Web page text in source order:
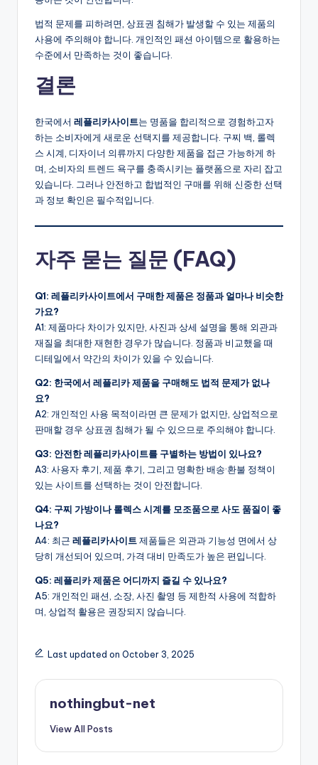
법적 문제를 피하려면, 상표권 침해가 발생할 수 있는 제품의
사용에 주의해야 합니다. 개인적인 패션 아이템으로 활용하는
수준에서 만족하는 것이 좋습니다.
결론
한국에서 레플리카사이트는 명품을 합리적으로 경험하고자
하는 소비자에게 새로운 선택지를 제공합니다. 구찌 백, 롤렉
스 시계, 디자이너 의류까지 다양한 제품을 접근 가능하게 하
며, 소비자의 트렌드 욕구를 충족시키는 플랫폼으로 자리 잡고
있습니다. 그러나 안전하고 합법적인 구매를 위해 신중한 선택
과 정보 확인은 필수적입니다.
자주 묻는 질문 (FAQ)
Q1: 레플리카사이트에서 구매한 제품은 정품과 얼마나 비슷한
가요?
A1: 제품마다 차이가 있지만, 사진과 상세 설명을 통해 외관과
재질을 최대한 재현한 경우가 많습니다. 정품과 비교했을 때
디테일에서 약간의 차이가 있을 수 있습니다.
Q2: 한국에서 레플리카 제품을 구매해도 법적 문제가 없나
요?
A2: 개인적인 사용 목적이라면 큰 문제가 없지만, 상업적으로
판매할 경우 상표권 침해가 될 수 있으므로 주의해야 합니다.
Q3: 안전한 레플리카사이트를 구별하는 방법이 있나요?
A3: 사용자 후기, 제품 후기, 그리고 명확한 배송·환불 정책이
있는 사이트를 선택하는 것이 안전합니다.
Q4: 구찌 가방이나 롤렉스 시계를 모조품으로 사도 품질이 좋
나요?
A4: 최근 레플리카사이트제품들은 외관과 기능성 면에서 상
당히 개선되어 있으며, 가격 대비 만족도가 높은 편입니다.
Q5: 레플리카 제품은 어디까지 즐길 수 있나요?
A5: 개인적인 패션, 소장, 사진 촬영 등 제한적 사용에 적합하
며, 상업적 활용은 권장되지 않습니다.
Last updated on October 3, 2025
nothingbut-net
View All Posts